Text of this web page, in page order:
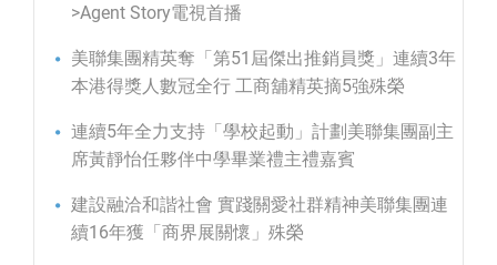
>Agent Story電視首播
美聯集團精英奪「第51屆傑出推銷員獎」連續3年
本港得獎人數冠全行 工商舖精英摘5強殊榮
連續5年全力支持「學校起動」計劃美聯集團副主
席黃靜怡任夥伴中學畢業禮主禮嘉賓
建設融洽和諧社會 實踐關愛社群精神美聯集團連
續16年獲「商界展關懷」殊榮